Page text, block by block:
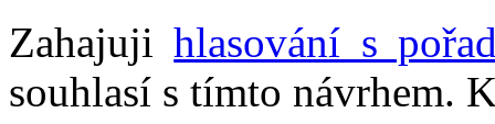
Zahajujihlasování s
souhlasí s tímto návrhem.